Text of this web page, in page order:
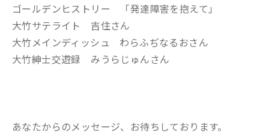
ゴールデンヒストリー 「発達障害を抱えて」
大竹サテライト 吉住さん
大竹メインディッシュ わらふぢなるおさん
大竹紳士交遊録 みうらじゅんさん
あなたからのメッセージ、お待ちしております。